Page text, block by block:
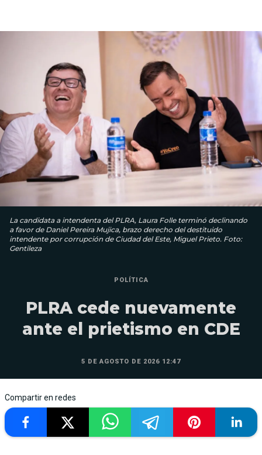
La candidata a intendenta del PLRA, Laura Folle terminó declinando
a favor de Daniel Pereira Mujica, brazo derecho del destituido
intendente por corrupción de Ciudad del Este, Miguel Prieto. Foto:
Gentileza
POLÍTICA
PLRA cede nuevamente
ante el prietismo en CDE
5 DE AGOSTO DE 2026 12:47
Compartir en redes